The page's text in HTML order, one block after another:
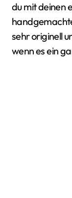
du mit deinen
sehr originell
wenn es ein